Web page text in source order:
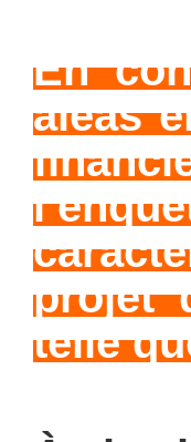
En
aléas
projet
telle